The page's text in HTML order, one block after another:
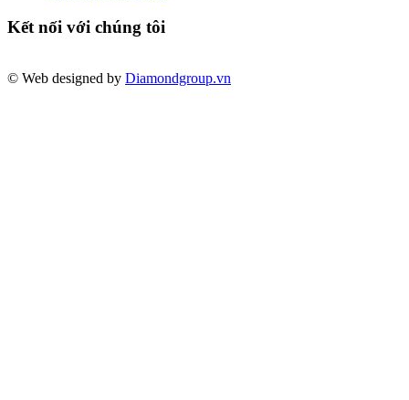
Kết nối với chúng tôi
© Web designed by Diamondgroup.vn